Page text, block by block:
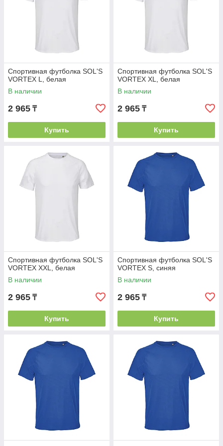
Спортивная футболка SOL'S
VORTEX L, белая
В наличии
2 965 ₸
Купить
Спортивная футболка SOL'S
VORTEX XL, белая
В наличии
2 965 ₸
Купить
Спортивная футболка SOL'S
VORTEX XXL, белая
В наличии
2 965 ₸
Купить
Спортивная футболка SOL'S
VORTEX S, синяя
В наличии
2 965 ₸
Купить